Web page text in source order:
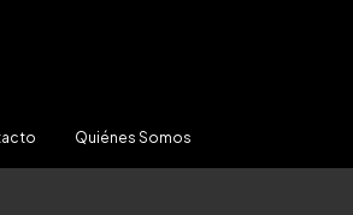
Quiénes Somos